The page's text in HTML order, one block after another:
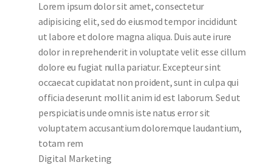
Lorem ipsum dolor sit amet, consectetur
adipisicing elit, sed do eiusmod tempor incididunt
ut labore et dolore magna aliqua. Duis aute irure
dolor in reprehenderit in voluptate velit esse cillum
dolore eu fugiat nulla pariatur. Excepteur sint
occaecat cupidatat non proident, sunt in culpa qui
officia deserunt mollit anim id est laborum. Sed ut
perspiciatis unde omnis iste natus error sit
voluptatem accusantium doloremque laudantium,
totam rem
Digital Marketing